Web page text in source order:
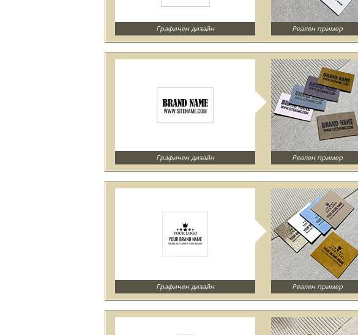
Графичен дизайн Реален пример
Графичен дизайн Реален пример
Графичен дизайн Реален пример